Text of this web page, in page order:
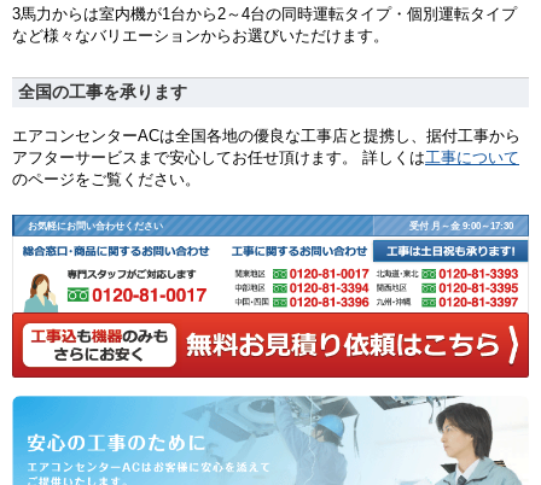
3馬力からは室内機が1台から2～4台の同時運転タイプ・個別運転タイプ
など様々なバリエーションからお選びいただけます。
全国の工事を承ります
エアコンセンターACは全国各地の優良な工事店と提携し、据付工事から
アフターサービスまで安心してお任せ頂けます。 詳しくは工事について
のページをご覧ください。
お気軽にお問い合わせください 受付 月～金 9:00～17:30